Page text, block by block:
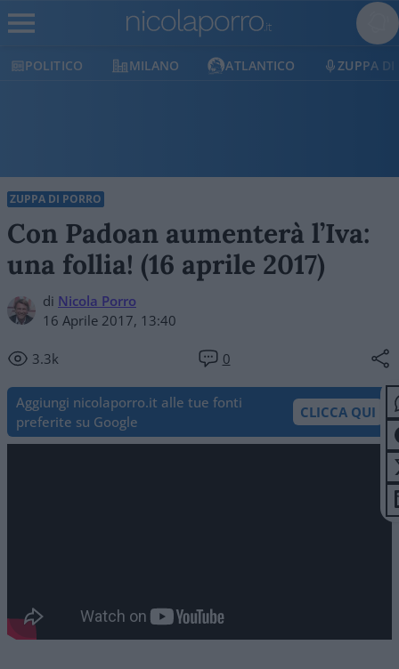
POLITICO MILANO ATLANTICO ZUPPA DI
ZUPPA DI PORRO
Con Padoan aumenterà l’Iva:
una follia! (16 aprile 2017)
di Nicola Porro
16 Aprile 2017, 13:40
3.3k 0
Aggiungi nicolaporro.it alle tue fonti
preferite su Google
CLICCA QUI